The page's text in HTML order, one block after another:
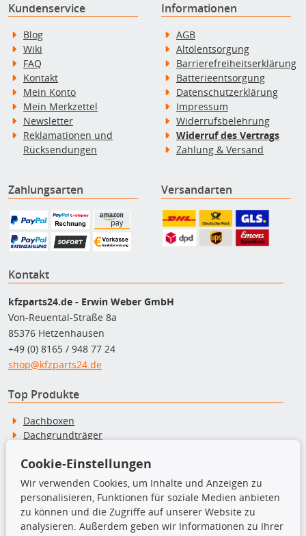
Kundenservice
Blog
Wiki
FAQ
Kontakt
Mein Konto
Mein Merkzettel
Newsletter
Reklamationen und
Rücksendungen
Informationen
AGB
Altölentsorgung
Barrierefreiheitserklärung
Batterieentsorgung
Datenschutzerklärung
Impressum
Widerrufsbelehrung
Widerruf des Vertrags
Zahlung & Versand
Zahlungsarten Versandarten
Kontakt
kfzparts24.de - Erwin Weber GmbH
Von-Reuental-Straße 8a
85376 Hetzenhausen
+49 (0) 8165 / 948 77 24
shop@kfzparts24.de
Top Produkte
Dachboxen
Dachgrundträger
Fahrradträger
Motoröle
Pflege- & Wartungsmittel
Schneeketten
Cookie-Einstellungen
Wir verwenden Cookies, um Inhalte und Anzeigen zu
personalisieren, Funktionen für soziale Medien anbieten
zu können und die Zugriffe auf unserer Website zu
analysieren. Außerdem geben wir Informationen zu Ihrer